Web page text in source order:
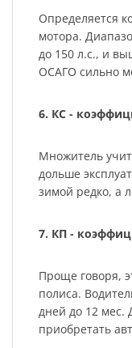
Определяется
мотора.
до 150 л.с., и
ОСАГО сильно
6. КС -
Множитель
дольше
зимой редко, а
7. КП -
Проще говоря,
полиса.
дней до 12 мес.
приобретать